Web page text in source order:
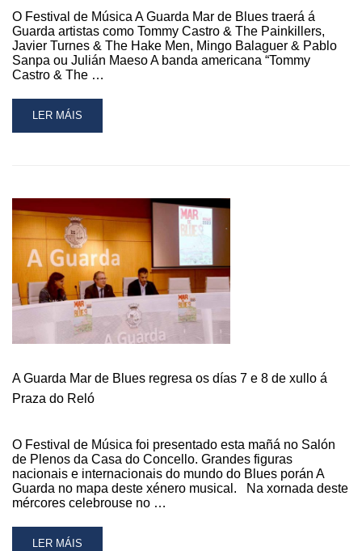
O Festival de Música A Guarda Mar de Blues traerá á
Guarda artistas como Tommy Castro & The Painkillers,
Javier Turnes & The Hake Men, Mingo Balaguer & Pablo
Sanpa ou Julián Maeso A banda americana “Tommy
Castro & The …
READ
MORE
BLUES
INVADE
A
GUARDA
ESTA
FIN
DE
SEMANA
LER MÁIS
A Guarda Mar de Blues regresa os días 7 e 8 de xullo á
Praza do Reló
O Festival de Música foi presentado esta mañá no Salón
de Plenos da Casa do Concello. Grandes figuras
nacionais e internacionais do mundo do Blues porán A
Guarda no mapa deste xénero musical. Na xornada deste
mércores celebrouse no …
READ
LER MÁIS